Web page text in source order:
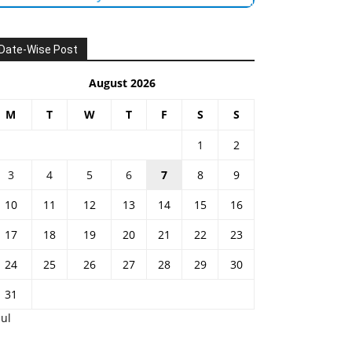
Wise Post
August 2026
M T W T F S S
1
2
3
4 5 6 7 8
9
10
11 12 13 14 15
16
17
18 19 20 21 22
23
24
25 26 27 28 29
30
31